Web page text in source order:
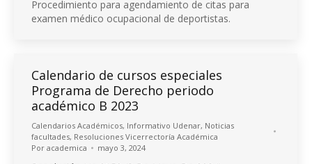
Procedimiento para agendamiento de citas para
examen médico ocupacional de deportistas.
Calendario de cursos especiales
Programa de Derecho periodo
académico B 2023
Calendarios Académicos, Informativo Udenar, Noticias
facultades, Resoluciones Vicerrectoría Académica
Por academica mayo 3, 2024